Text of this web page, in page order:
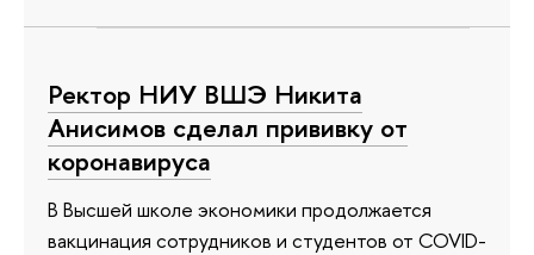
Ректор НИУ ВШЭ Никита
Анисимов сделал прививку от
коронавируса
В Высшей школе экономики продолжается
вакцинация сотрудников и студентов от COVID-